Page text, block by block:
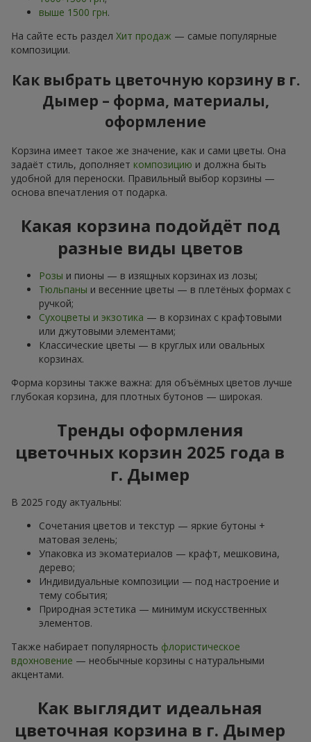
выше 1500 грн.
На сайте есть раздел Хит продаж — самые популярные
композиции.
Как выбрать цветочную корзину в г.
Дымер – форма, материалы,
оформление
Корзина имеет такое же значение, как и сами цветы. Она
задаёт стиль, дополняет композицию и должна быть
удобной для переноски. Правильный выбор корзины —
основа впечатления от подарка.
Какая корзина подойдёт под
разные виды цветов
Розы и пионы — в изящных корзинах из лозы;
Тюльпаны и весенние цветы — в плетёных формах с
ручкой;
Сухоцветы и экзотика — в корзинах с крафтовыми
или джутовыми элементами;
Классические цветы — в круглых или овальных
корзинах.
Форма корзины также важна: для объёмных цветов лучше
глубокая корзина, для плотных бутонов — широкая.
Тренды оформления
цветочных корзин 2025 года в
г. Дымер
В 2025 году актуальны:
Сочетания цветов и текстур — яркие бутоны +
матовая зелень;
Упаковка из экоматериалов — крафт, мешковина,
дерево;
Индивидуальные композиции — под настроение и
тему события;
Природная эстетика — минимум искусственных
элементов.
Также набирает популярность флористическое
вдохновение — необычные корзины с натуральными
акцентами.
Как выглядит идеальная
цветочная корзина в г. Дымер